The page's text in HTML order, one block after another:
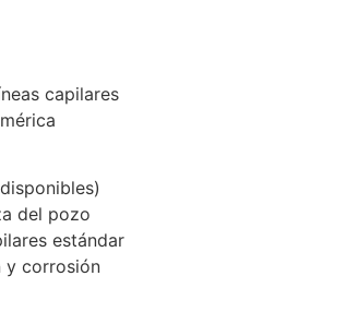
capilares
del pozo
estándar
y corrosión